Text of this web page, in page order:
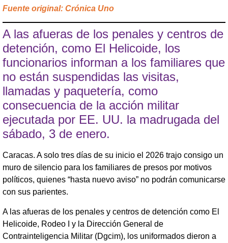
Fuente original: Crónica Uno
A las afueras de los penales y centros de
detención, como El Helicoide, los
funcionarios informan a los familiares que
no están suspendidas las visitas,
llamadas y paquetería, como
consecuencia de la acción militar
ejecutada por EE. UU. la madrugada del
sábado, 3 de enero.
Caracas. A solo tres días de su inicio el 2026 trajo consigo un
muro de silencio para los familiares de presos por motivos
políticos, quienes “hasta nuevo aviso” no podrán comunicarse
con sus parientes.
A las afueras de los penales y centros de detención como El
Helicoide, Rodeo I y la Dirección General de
Contrainteligencia Militar (Dgcim), los uniformados dieron a